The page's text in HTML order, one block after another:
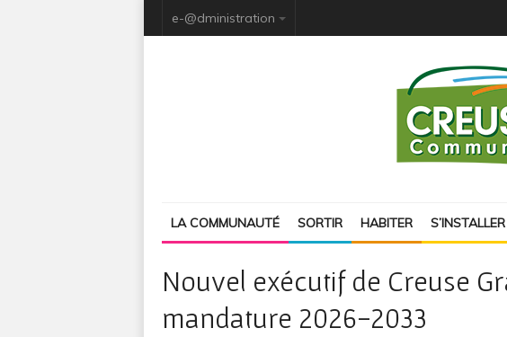
e-@dministration
LA COMMUNAUTÉ SORTIR HABITER S’INSTALLER
Nouvel exécutif de Creuse
mandature 2026-2033